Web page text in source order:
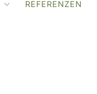
REFERENZEN